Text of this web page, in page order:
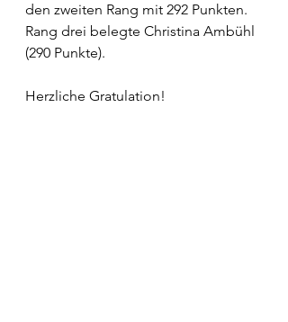
den zweiten Rang mit 292 Punkten.
Rang drei belegte Christina Ambühl
(290 Punkte).
Herzliche Gratulation!